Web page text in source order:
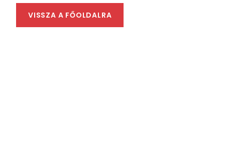
VISSZA A FŐOLDALRA